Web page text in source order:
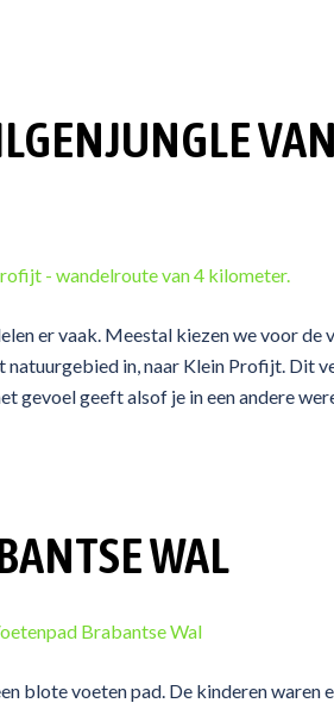
er vaak. Meestal kiezen we voor de
natuurgebied in, naar Klein Profijt. Dit
gevoel geeft alsof je in een andere
WAL
blote voeten pad. De kinderen waren